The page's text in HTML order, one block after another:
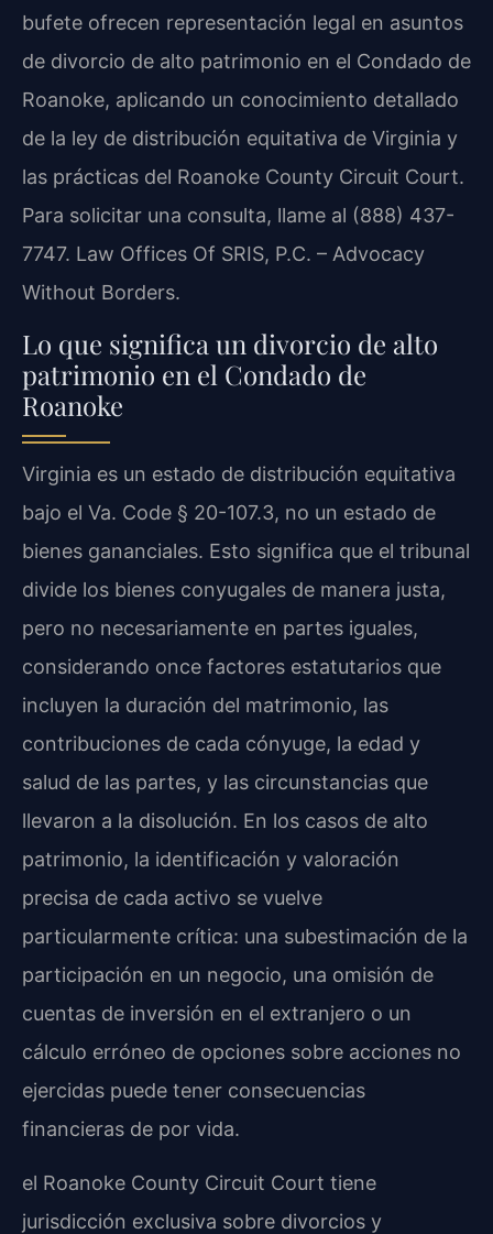
bufete ofrecen representación legal en asuntos
de divorcio de alto patrimonio en el Condado de
Roanoke, aplicando un conocimiento detallado
de la ley de distribución equitativa de Virginia y
las prácticas del Roanoke County Circuit Court.
Para solicitar una consulta, llame al (888) 437-
7747. Law Offices Of SRIS, P.C. – Advocacy
Without Borders.
Lo que significa un divorcio de alto
patrimonio en el Condado de
Roanoke
Virginia es un estado de distribución equitativa
bajo el Va. Code § 20-107.3, no un estado de
bienes gananciales. Esto significa que el tribunal
divide los bienes conyugales de manera justa,
pero no necesariamente en partes iguales,
considerando once factores estatutarios que
incluyen la duración del matrimonio, las
contribuciones de cada cónyuge, la edad y
salud de las partes, y las circunstancias que
llevaron a la disolución. En los casos de alto
patrimonio, la identificación y valoración
precisa de cada activo se vuelve
particularmente crítica: una subestimación de la
participación en un negocio, una omisión de
cuentas de inversión en el extranjero o un
cálculo erróneo de opciones sobre acciones no
ejercidas puede tener consecuencias
financieras de por vida.
el Roanoke County Circuit Court tiene
jurisdicción exclusiva sobre divorcios y